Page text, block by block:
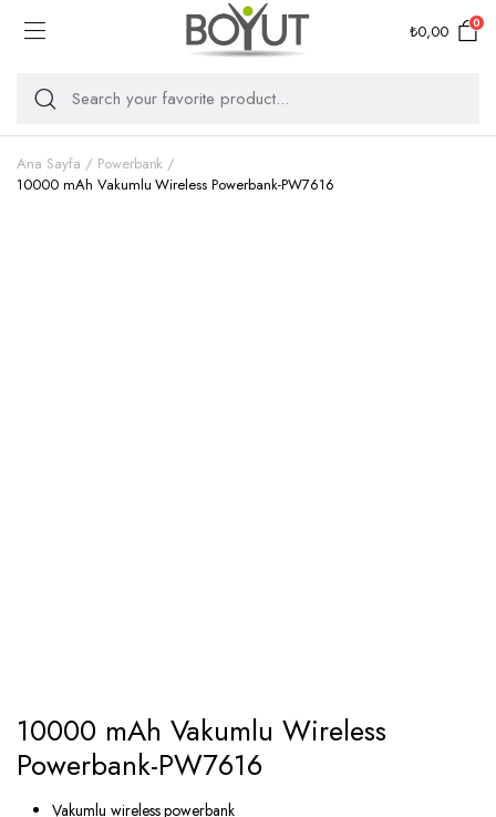
₺0,00 0
Ana Sayfa
Powerbank
10000 mAh Vakumlu Wireless Powerbank-PW7616
10000 mAh Vakumlu Wireless
Powerbank-PW7616
Vakumlu wireless powerbank